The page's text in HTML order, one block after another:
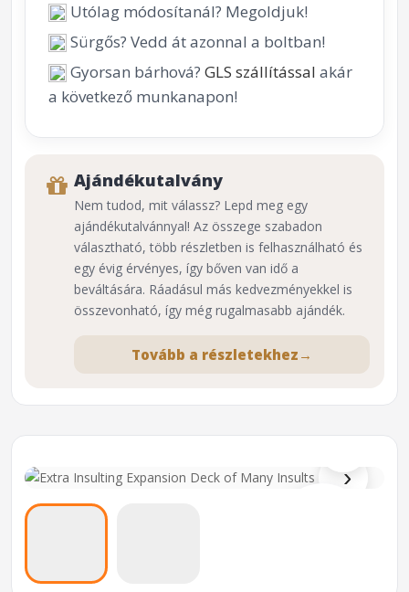
›
⌕
Utólag módosítanál? Megoldjuk!
Sürgős? Vedd át azonnal a boltban!
Gyorsan bárhová? GLS szállítással akár
a következő munkanapon!
Ajándékutalvány
Nem tudod, mit válassz? Lepd meg egy
ajándékutalvánnyal! Az összege szabadon
választható, több részletben is felhasználható és
egy évig érvényes, így bőven van idő a
beváltására. Ráadásul más kedvezményekkel is
összevonható, így még rugalmasabb ajándék.
Tovább a részletekhez →